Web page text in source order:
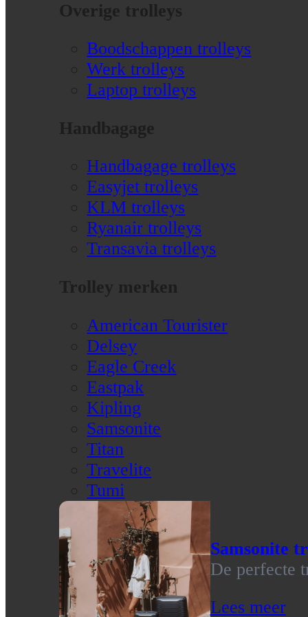
Overige trolleys
Boodschappen trolleys
Werk trolleys
Laptop trolleys
Handbagage
Handbagage trolleys
Easyjet trolleys
KLM trolleys
Ryanair trolleys
Transavia trolleys
Trolley merken
American Tourister
Delsey
Eagle Creek
Eastpak
Kipling
Samsonite
Titan
Travelite
Tumi
Samsonite
De perfecte
Lees meer